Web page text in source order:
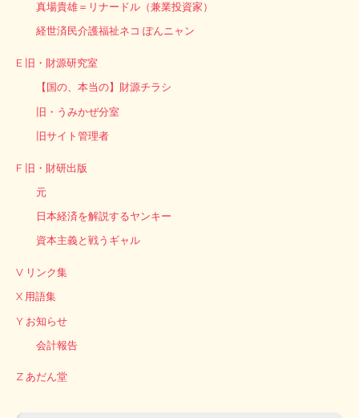
真場貴雄＝リナードル（兼業投資家）
経世済民介護福祉ネコ ぽんニャン
E 旧・財源研究室
【国の、本当の】財源チラシ
旧・うみかぜ分室
旧サイト管理者
F 旧・財研出版
元
日本経済を解説するヤンキー
資本主義と戦うギャル
V リンク集
X 用語集
Y お知らせ
会計報告
Z あだん堂